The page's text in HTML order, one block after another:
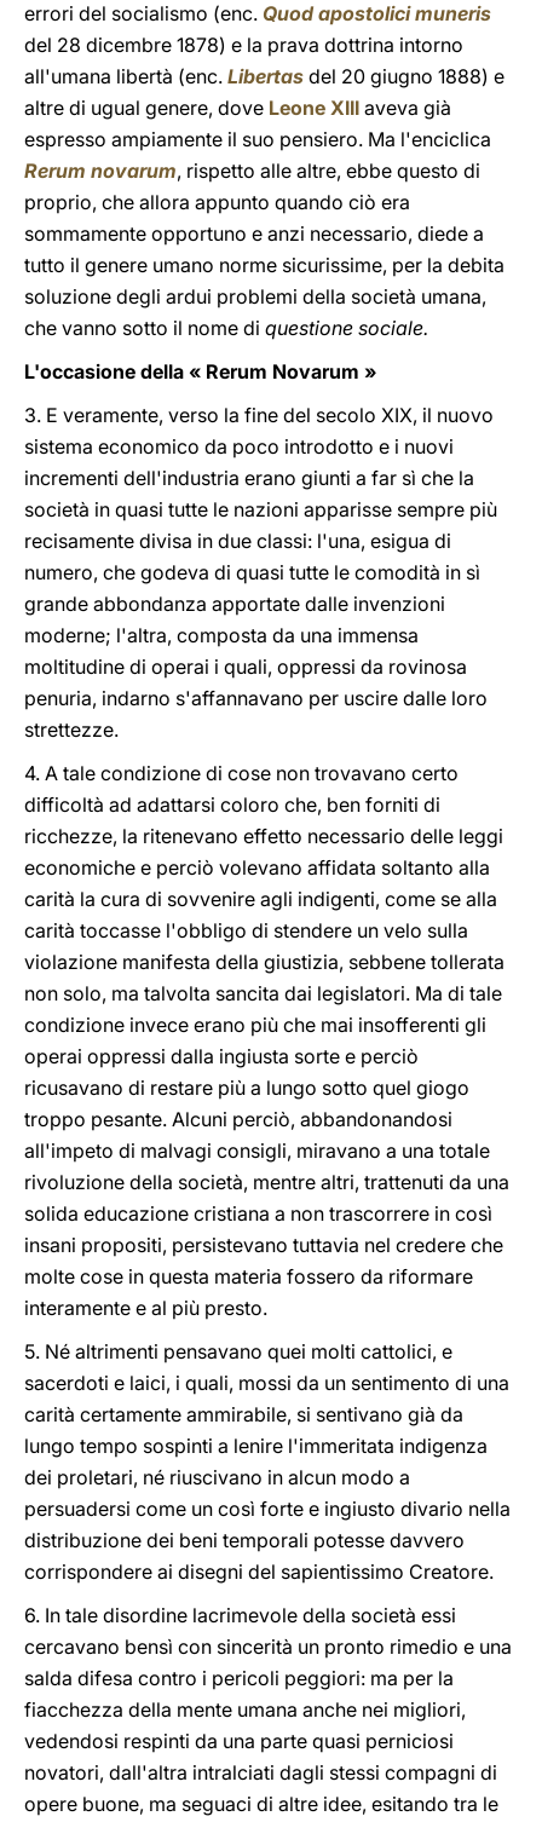
errori del socialismo (enc. Quod apostolici muneris
del 28 dicembre 1878) e la prava dottrina intorno
all'umana libertà (enc. Libertas del 20 giugno 1888) e
altre di ugual genere, dove Leone XIII aveva già
espresso ampiamente il suo pensiero. Ma l'enciclica
Rerum novarum, rispetto alle altre, ebbe questo di
proprio, che allora appunto quando ciò era
sommamente opportuno e anzi necessario, diede a
tutto il genere umano norme sicurissime, per la debita
soluzione degli ardui problemi della società umana,
che vanno sotto il nome di questione sociale.
L'occasione della « Rerum Novarum »
3. E veramente, verso la fine del secolo XIX, il nuovo
sistema economico da poco introdotto e i nuovi
incrementi dell'industria erano giunti a far sì che la
società in quasi tutte le nazioni apparisse sempre più
recisamente divisa in due classi: l'una, esigua di
numero, che godeva di quasi tutte le comodità in sì
grande abbondanza apportate dalle invenzioni
moderne; l'altra, composta da una immensa
moltitudine di operai i quali, oppressi da rovinosa
penuria, indarno s'affannavano per uscire dalle loro
strettezze.
4. A tale condizione di cose non trovavano certo
difficoltà ad adattarsi coloro che, ben forniti di
ricchezze, la ritenevano effetto necessario delle leggi
economiche e perciò volevano affidata soltanto alla
carità la cura di sovvenire agli indigenti, come se alla
carità toccasse l'obbligo di stendere un velo sulla
violazione manifesta della giustizia, sebbene tollerata
non solo, ma talvolta sancita dai legislatori. Ma di tale
condizione invece erano più che mai insofferenti gli
operai oppressi dalla ingiusta sorte e perciò
ricusavano di restare più a lungo sotto quel giogo
troppo pesante. Alcuni perciò, abbandonandosi
all'impeto di malvagi consigli, miravano a una totale
rivoluzione della società, mentre altri, trattenuti da una
solida educazione cristiana a non trascorrere in così
insani propositi, persistevano tuttavia nel credere che
molte cose in questa materia fossero da riformare
interamente e al più presto.
5. Né altrimenti pensavano quei molti cattolici, e
sacerdoti e laici, i quali, mossi da un sentimento di una
carità certamente ammirabile, si sentivano già da
lungo tempo sospinti a lenire l'immeritata indigenza
dei proletari, né riuscivano in alcun modo a
persuadersi come un così forte e ingiusto divario nella
distribuzione dei beni temporali potesse davvero
corrispondere ai disegni del sapientissimo Creatore.
6. In tale disordine lacrimevole della società essi
cercavano bensì con sincerità un pronto rimedio e una
salda difesa contro i pericoli peggiori: ma per la
fiacchezza della mente umana anche nei migliori,
vedendosi respinti da una parte quasi perniciosi
novatori, dall'altra intralciati dagli stessi compagni di
opere buone, ma seguaci di altre idee, esitando tra le